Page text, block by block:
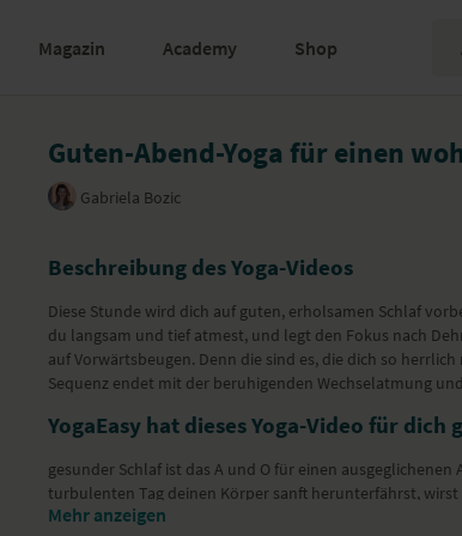
Magazin Academy Shop
Guten-Abend-Yoga für einen
Gabriela Bozic
Beschreibung des Yoga-Videos
Diese Stunde wird dich auf guten, erholsamen Schlaf
du langsam und tief atmest, und legt den Fokus nach
auf Vorwärtsbeugen. Denn die sind es, die dich so
Sequenz endet mit der beruhigenden Wechselatmung
YogaEasy hat dieses Yoga-Video für
gesunder Schlaf ist das A und O für einen
turbulenten Tag deinen Körper sanft herunterfährst, wirst
hilft dir dabei.
Mehr anzeigen